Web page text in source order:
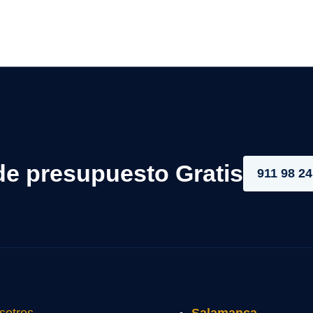
presupuesto Gratis 911 98